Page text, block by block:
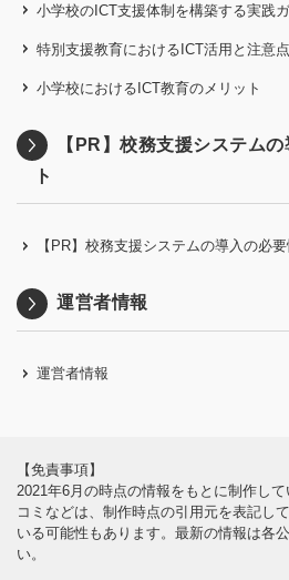
小学校のICT支援体制を構築する実践
特別支援教育におけるICT活用と注意点
小学校におけるICT教育のメリット
【PR】校務支援システム
ト
【PR】校務支援システムの導入の必
運営者情報
運営者情報
【免責事項】
2021年6月の時点の情報をもとに制作し
コミなどは、制作時点の引用元を表記し
いる可能性もあります。最新の情報は各
い。